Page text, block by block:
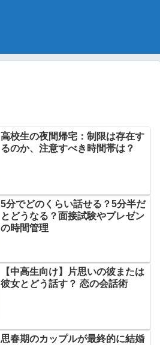
高校生の夜間帰宅：制限は存在す
るのか、注意すべき時間帯は？
5分でどのくらい話せる？5分半だ
とどうなる？面接試験やプレゼン
の時間管理
【中高生向け】片思いの彼または
彼女とどう話す？ 恋の会話術
思春期のカップルが最終的に結婚